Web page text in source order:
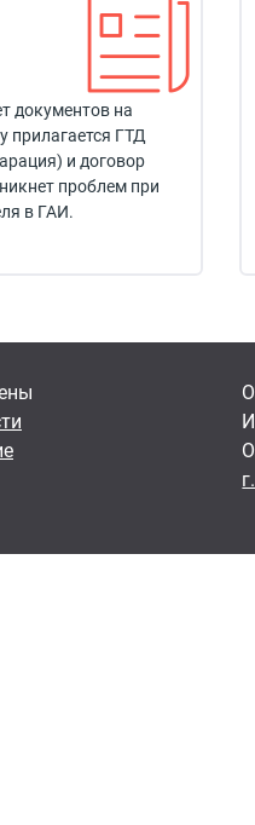
документов на
прилагается ГТД
и договор
проблем при
в ГАИ.